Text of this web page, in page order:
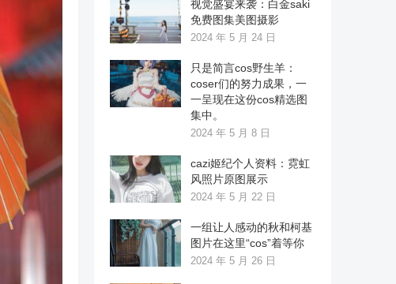
视觉盛宴来袭：白金saki
免费图集美图摄影
2024 年 5 月 24 日
只是简言cos野生羊：
coser们的努力成果，一
一呈现在这份cos精选图
集中。
2024 年 5 月 8 日
cazi姬纪个人资料：霓虹
风照片原图展示
2024 年 5 月 22 日
一组让人感动的秋和柯基
图片在这里“cos”着等你
2024 年 5 月 26 日